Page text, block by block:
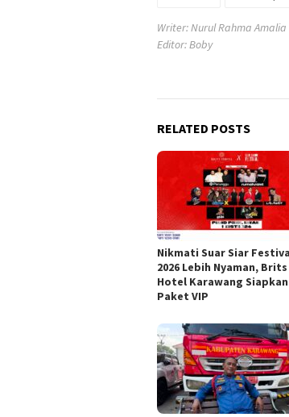
Writer: Nurul Rahma Amalia
Editor: Boby
RELATED POSTS
Nikmati Suar Siar
2026 Lebih Nyaman, Brits
Hotel Karawang Siapkan
Paket VIP